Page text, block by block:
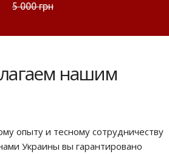
5 000 грн
нашим
опыту и тесному сотрудничеству
Украины вы гарантировано